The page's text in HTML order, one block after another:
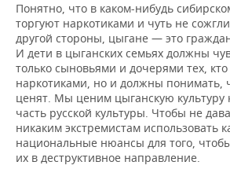
Понятно, что в каком-нибудь
торгуют наркотиками и чуть не
другой стороны, цыгане — это
И дети в цыганских семьях должны
только сыновьями и дочерями тех, кто
наркотиками, но и должны понимать,
ценят. Мы ценим цыганскую культуру
часть русской культуры. Чтобы не
никаким экстремистам использовать
национальные нюансы для того,
их в деструктивное направление.